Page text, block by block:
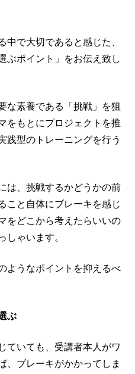
中で大切であると感じた、
ぶポイント」をお伝え致し
な素養である「挑戦」を狙
をもとにプロジェクトを推
践型のトレーニングを行う
は、挑戦するかどうかの前
こと自体にブレーキを感じ
をどこから考えたらいいの
しゃいます。
ようなポイントを抑えるべ
ぶ
ていても、受講者本人がワ
、ブレーキがかかってしま